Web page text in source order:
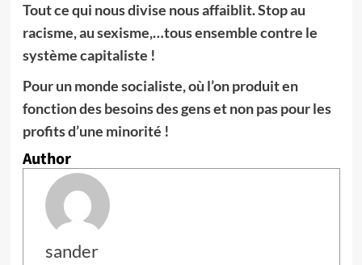
Tout ce qui nous divise nous affaiblit. Stop au
racisme, au sexisme,…tous ensemble contre le
système capitaliste !
Pour un monde socialiste, où l’on produit en
fonction des besoins des gens et non pas pour les
profits d’une minorité !
Author
sander